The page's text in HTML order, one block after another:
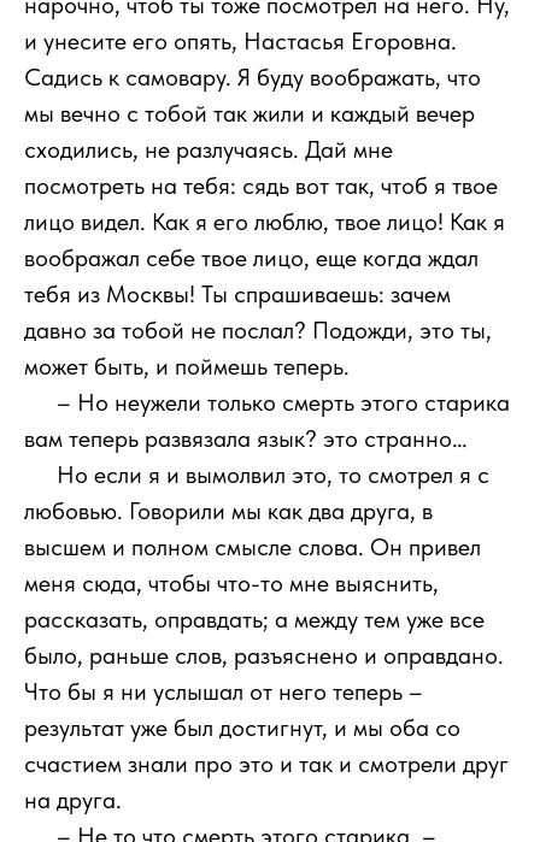
и унесите его опять, Настасья Егоровна.
Садись к самовару. Я буду воображать, что
мы вечно с тобой так жили и каждый вечер
сходились, не разлучаясь. Дай мне
посмотреть на тебя: сядь вот так, чтоб я твое
лицо видел. Как я его люблю, твое лицо! Как я
воображал себе твое лицо, еще когда ждал
тебя из Москвы! Ты спрашиваешь: зачем
давно за тобой не послал? Подожди, это ты,
может быть, и поймешь теперь.
– Но неужели только смерть этого старика
вам теперь развязала язык? это странно…
Но если я и вымолвил это, то смотрел я с
любовью. Говорили мы как два друга, в
высшем и полном смысле слова. Он привел
меня сюда, чтобы что-то мне выяснить,
рассказать, оправдать; а между тем уже все
было, раньше слов, разъяснено и оправдано.
Что бы я ни услышал от него теперь –
результат уже был достигнут, и мы оба со
счастием знали про это и так и смотрели друг
на друга.
– Не то что смерть этого старика, –